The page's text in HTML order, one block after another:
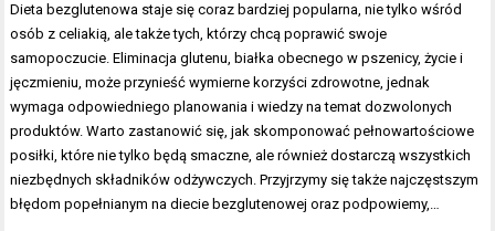
Dieta bezglutenowa staje się coraz bardziej popularna, nie tylko wśród
osób z celiakią, ale także tych, którzy chcą poprawić swoje
samopoczucie. Eliminacja glutenu, białka obecnego w pszenicy, życie i
jęczmieniu, może przynieść wymierne korzyści zdrowotne, jednak
wymaga odpowiedniego planowania i wiedzy na temat dozwolonych
produktów. Warto zastanowić się, jak skomponować pełnowartościowe
posiłki, które nie tylko będą smaczne, ale również dostarczą wszystkich
niezbędnych składników odżywczych. Przyjrzymy się także najczęstszym
błędom popełnianym na diecie bezglutenowej oraz podpowiemy,…